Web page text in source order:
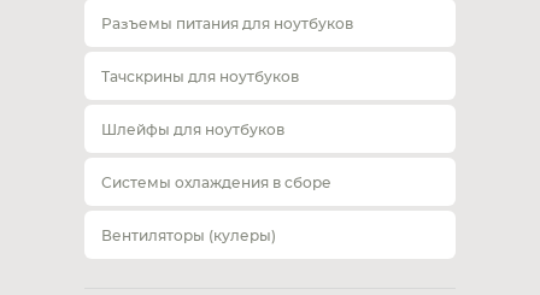
Разъемы питания для ноутбуков
Тачскрины для ноутбуков
Шлейфы для ноутбуков
Системы охлаждения в сборе
Вентиляторы (кулеры)